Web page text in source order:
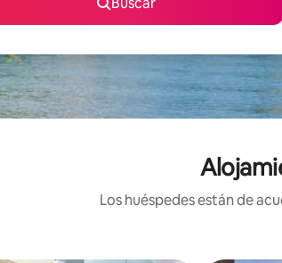
Los huéspedes están de